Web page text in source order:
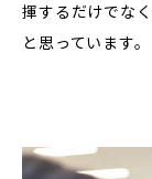
揮するだけでな
と思っています。